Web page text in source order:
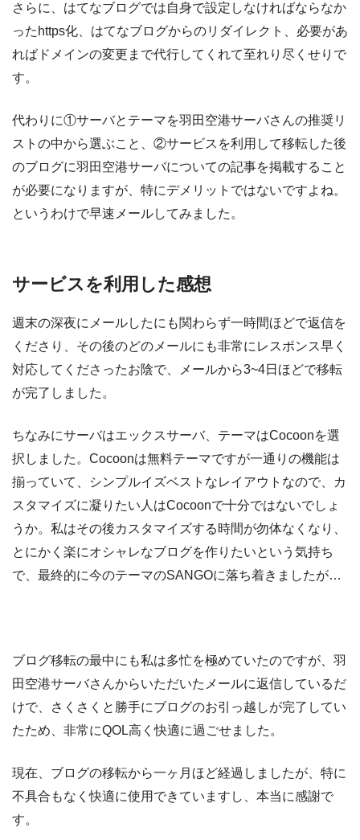
さらに、はてなブログでは自身で設定しなければならなか
ったhttps化、はてなブログからのリダイレクト、必要があ
ればドメインの変更まで代行してくれて至れり尽くせりで
す。
代わりに①サーバとテーマを羽田空港サーバさんの推奨リ
ストの中から選ぶこと、②サービスを利用して移転した後
のブログに羽田空港サーバについての記事を掲載すること
が必要になりますが、特にデメリットではないですよね。
というわけで早速メールしてみました。
サービスを利用した感想
週末の深夜にメールしたにも関わらず一時間ほどで返信を
くださり、その後のどのメールにも非常にレスポンス早く
対応してくださったお陰で、メールから3~4日ほどで移転
が完了しました。
ちなみにサーバはエックスサーバ、テーマはCocoonを選
択しました。Cocoonは無料テーマですが一通りの機能は
揃っていて、シンプルイズベストなレイアウトなので、カ
スタマイズに凝りたい人はCocoonで十分ではないでしょ
うか。私はその後カスタマイズする時間が勿体なくなり、
とにかく楽にオシャレなブログを作りたいという気持ち
で、最終的に今のテーマのSANGOに落ち着きましたが…
ブログ移転の最中にも私は多忙を極めていたのですが、羽
田空港サーバさんからいただいたメールに返信しているだ
けで、さくさくと勝手にブログのお引っ越しが完了してい
たため、非常にQOL高く快適に過ごせました。
現在、ブログの移転から一ヶ月ほど経過しましたが、特に
不具合もなく快適に使用できていますし、本当に感謝で
す。